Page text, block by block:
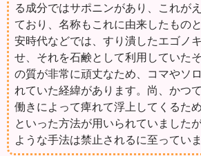
る成分ではサポニンがあり、これが
ており、名称もこれに由来したもの
安時代などでは、すり潰したエゴノ
せ、それを石鹸として利用していた
の質が非常に頑丈なため、コマやソ
れていた経緯があります。尚、かつ
働きによって痺れて浮上してくるた
といった方法が用いられていました
ような手法は禁止されるに至っていま